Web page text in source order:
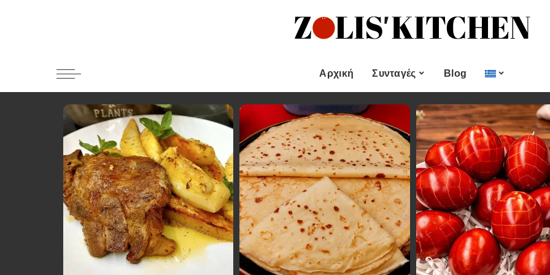
Αρχική Συνταγές
Κατηγορίες
Ορεκτικα & μεζεδες
Ψωμι
Κουλούρια και
Μπισκότα
Γλυκό και Επιδόρπιο
Ποτά και Χυμοί
Ψάρι και Θαλασσινά
Σάλτσες και Αλοιφές
Εποχιακές Συνταγές
Χριστουγεννιάτικες
Συνταγές
Πασχαλινές Συνταγές
Νηστίσιμες Συνταγές
Συνταγές για Αγίου
Βαλεντίνου
Blog
Γλυκό και Επιδόρπιο
Ποτά και Χυμοί
Ψάρι και Θαλασσινά
Σάλτσες και Αλοιφές
Κυρίως πιάτο
Κρέας
Ζυμαρικά
Πίτες και Ζύμες
Σαλάτες
Σνακ
Εποχιακές Συνταγές
Συνταγές για Αγίου
Βαλεντίνου